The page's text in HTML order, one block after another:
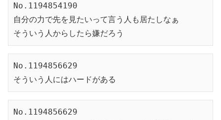
No.1194854190
自分の力で先を見たいって言う人も居たしなぁ
そういう人からしたら嫌だろう
No.1194856629
そういう人にはハードがある
No.1194856629